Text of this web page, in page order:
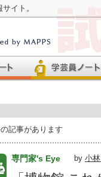
イト。
記事があります
専門家's Eye by 小